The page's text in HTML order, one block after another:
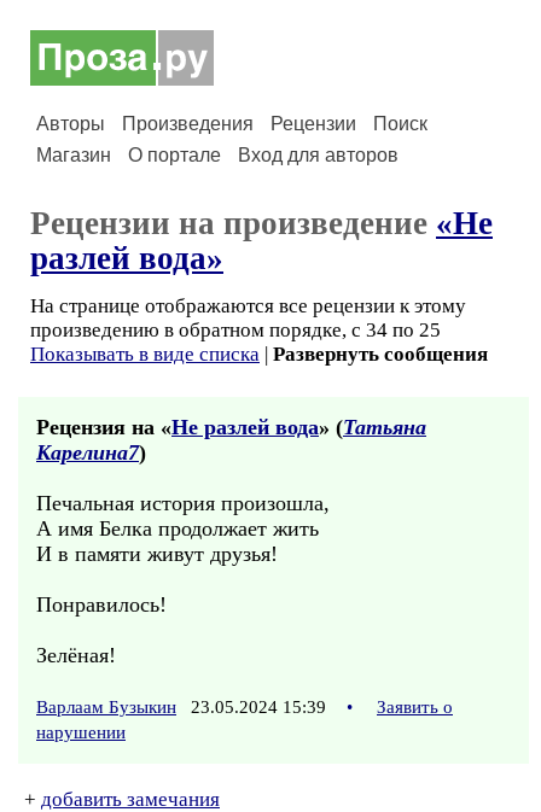
Авторы Произведения Рецензии
Поиск
Магазин
О портале Вход для авторов
Рецензии на произведение «Не
разлей вода»
На странице отображаются все рецензии к этому
произведению в обратном порядке, с 34 по 25
Показывать в виде списка | Развернуть сообщения
Рецензия на «Не разлей вода» (Татьяна
Карелина7)
Печальная история произошла,
А имя Белка продолжает жить
И в памяти живут друзья!
Понравилось!
Зелёная!
Варлаам Бузыкин 23.05.2024 15:39 •
Заявить о
нарушении
+ добавить замечания